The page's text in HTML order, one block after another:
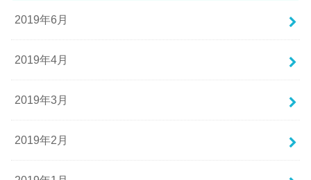
2019年6月
2019年4月
2019年3月
2019年2月